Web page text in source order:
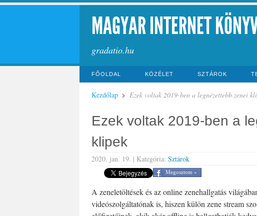
MAGYAR INTERNET
gradatio.hu
FŐOLDAL KÖZÉLET SZTÁROK
Kezdőlap Ezek voltak 2019-ben a legnézettebb zenei
Ezek voltak 2019-ben a
klipek
2020. jan. 19. | Kategória: Sztárok
Megosztom »
A zeneletöltések és az online zenehallgatás
videószolgáltatónak is, hiszen külön zene stream